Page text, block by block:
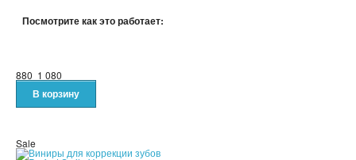
Посмотрите как это работает:
880 1 080
Sale